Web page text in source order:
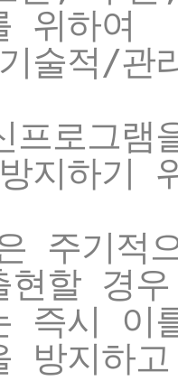
위하여
술적/관
로그램
지하기
주기적
현할 경우
즉시 이
방지하